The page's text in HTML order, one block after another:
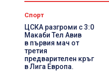
Спорт
ЦСКА разгроми с 3:0
Макаби Тел Авив
в първия мач от
третия
предварителен кръг
в Лига Европа.